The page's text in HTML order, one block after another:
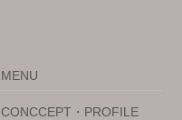
MENU
CONCCEPT・PROFILE